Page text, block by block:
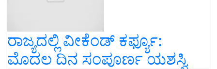
ರಾಜ್ಯದಲ್ಲಿ ವೀಕೆಂಡ್ ಕರ್ಫ್ಯೂ:
ಮೊದಲ ದಿನ ಸಂಪೂರ್ಣ ಯಶಸ್ವಿ